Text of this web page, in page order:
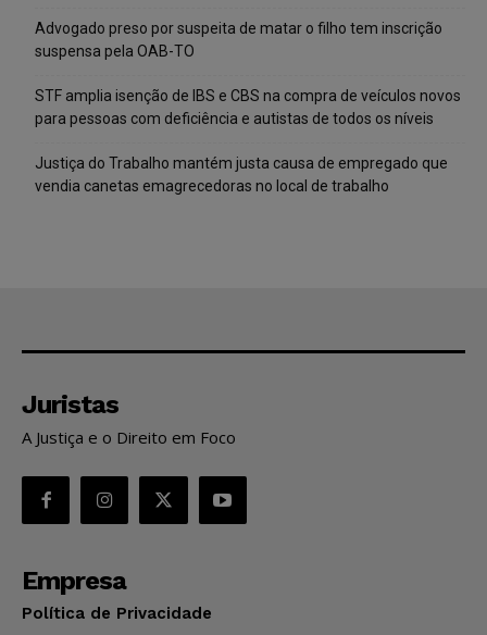
Advogado preso por suspeita de matar o filho tem inscrição
suspensa pela OAB-TO
STF amplia isenção de IBS e CBS na compra de veículos novos
para pessoas com deficiência e autistas de todos os níveis
Justiça do Trabalho mantém justa causa de empregado que
vendia canetas emagrecedoras no local de trabalho
Juristas
A Justiça e o Direito em Foco
Empresa
Política de Privacidade